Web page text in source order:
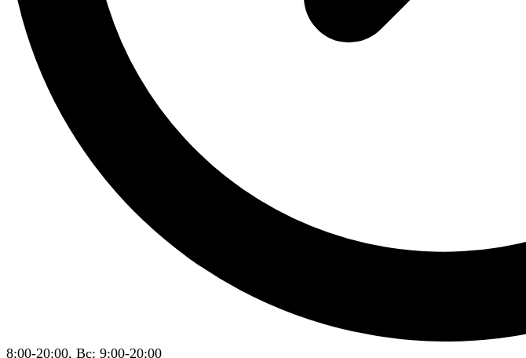
8:00-20:00, Вс: 9:00-20:00